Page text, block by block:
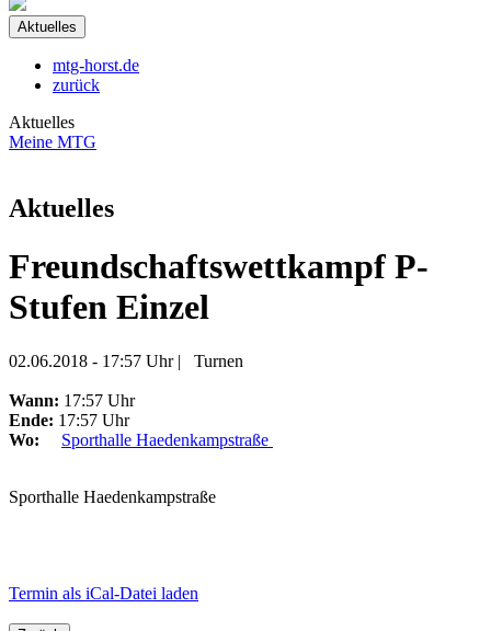
Aktuelles
mtg-horst.de
zurück
Aktuelles
Meine MTG
Aktuelles
Freundschaftswettkampf P-
Stufen Einzel
02.06.2018 - 17:57 Uhr | Turnen
Wann: 17:57 Uhr
Ende: 17:57 Uhr
Wo:
Sporthalle Haedenkampstraße
Sporthalle Haedenkampstraße
Termin als iCal-Datei laden